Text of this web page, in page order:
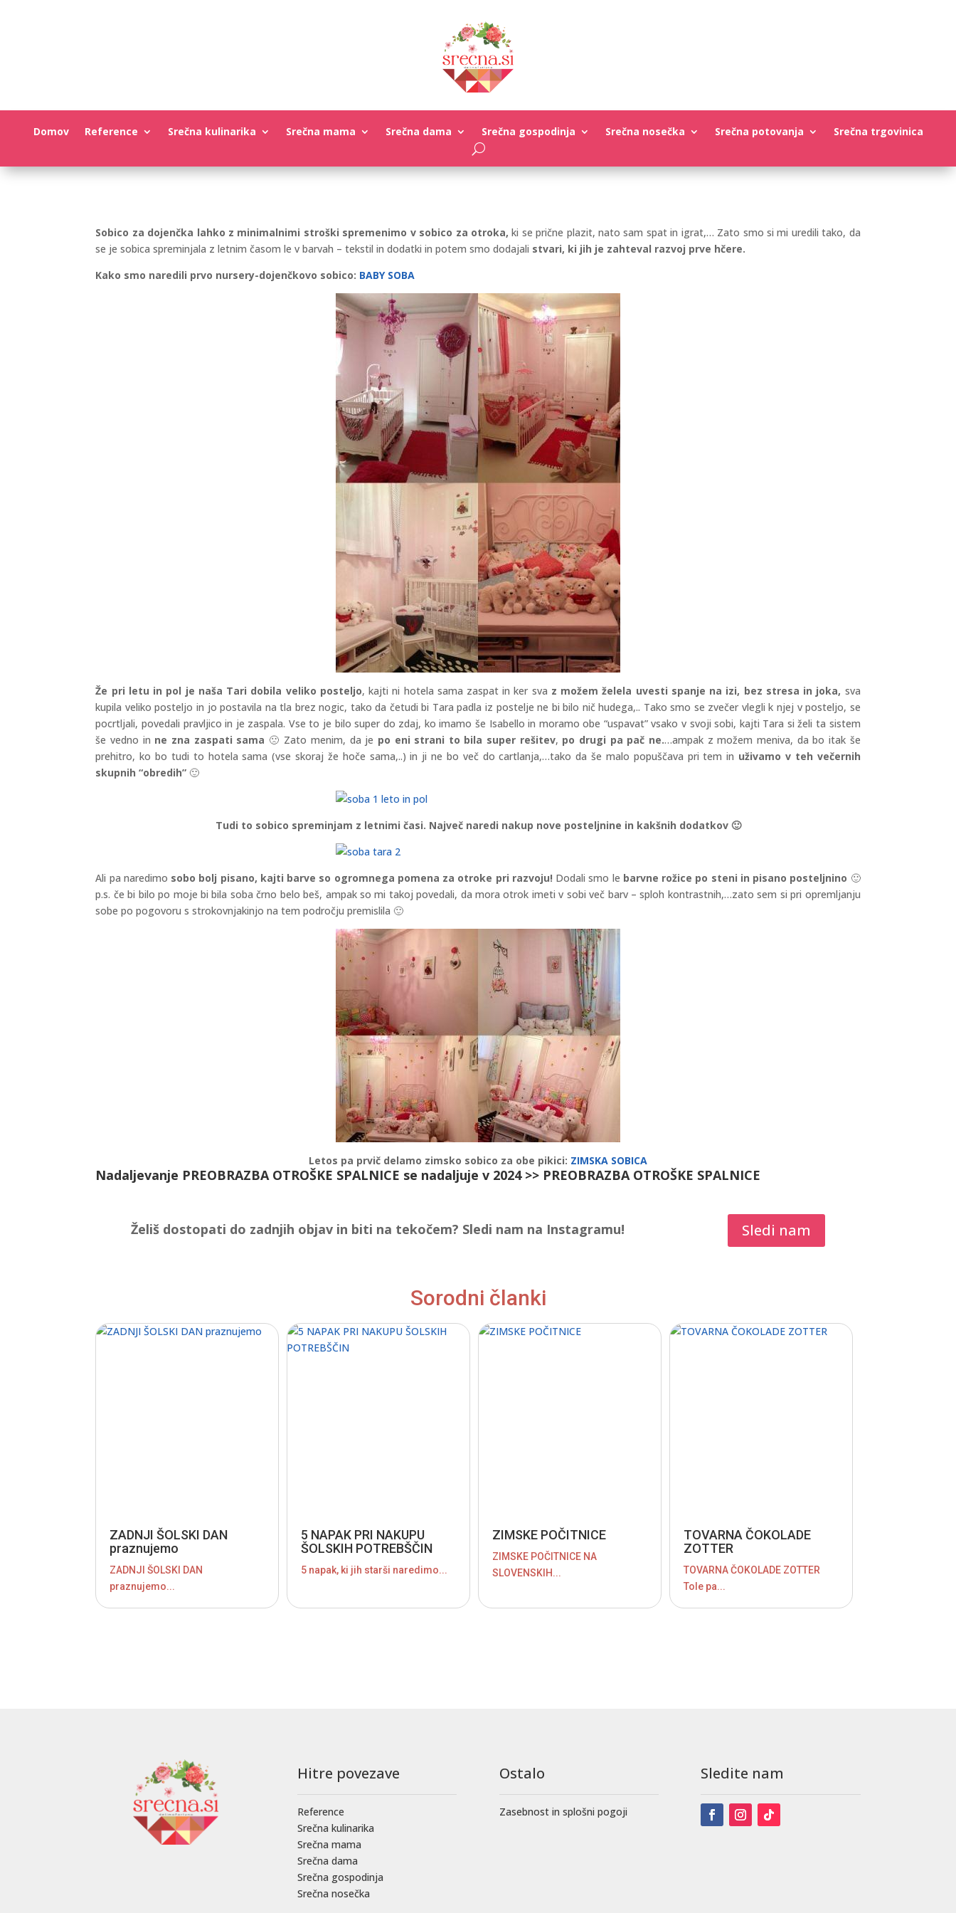
Domov Reference Srečna kulinarika Srečna mama Srečna dama Srečna gospodinja Srečna nosečka Srečna potovanja Srečna trgovinica
Sobico za dojenčka lahko z minimalnimi stroški spremenimo v sobico za otroka, ki se prične plazit, nato sam spat in igrat,… Zato smo si mi uredili tako, da
se je sobica spreminjala z letnim časom le v barvah – tekstil in dodatki in potem smo dodajali stvari, ki jih je zahteval razvoj prve hčere.
Kako smo naredili prvo nursery-dojenčkovo sobico: BABY SOBA
Že pri letu in pol je naša Tari dobila veliko posteljo, kajti ni hotela sama zaspat in ker sva z možem želela uvesti spanje na izi, bez stresa in joka, sva
kupila veliko posteljo in jo postavila na tla brez nogic, tako da četudi bi Tara padla iz postelje ne bi bilo nič hudega,.. Tako smo se zvečer vlegli k njej v posteljo, se
pocrtljali, povedali pravljico in je zaspala. Vse to je bilo super do zdaj, ko imamo še Isabello in moramo obe “uspavat” vsako v svoji sobi, kajti Tara si želi ta sistem
še vedno in ne zna zaspati sama 🙁 Zato menim, da je po eni strani to bila super rešitev, po drugi pa pač ne.…ampak z možem meniva, da bo itak še
prehitro, ko bo tudi to hotela sama (vse skoraj že hoče sama,..) in ji ne bo več do cartlanja,…tako da še malo popuščava pri tem in uživamo v teh večernih
skupnih “obredih” 🙂
Tudi to sobico spreminjam z letnimi časi. Največ naredi nakup nove posteljnine in kakšnih dodatkov 🙂
Ali pa naredimo sobo bolj pisano, kajti barve so ogromnega pomena za otroke pri razvoju! Dodali smo le barvne rožice po steni in pisano posteljnino 🙂
p.s. če bi bilo po moje bi bila soba črno belo beš, ampak so mi takoj povedali, da mora otrok imeti v sobi več barv – sploh kontrastnih,…zato sem si pri opremljanju
sobe po pogovoru s strokovnjakinjo na tem področju premislila 🙂
Letos pa prvič delamo zimsko sobico za obe pikici: ZIMSKA SOBICA
Nadaljevanje PREOBRAZBA OTROŠKE SPALNICE se nadaljuje v 2024 >> PREOBRAZBA OTROŠKE SPALNICE
Želiš dostopati do zadnjih objav in biti na tekočem? Sledi nam na Instagramu! Sledi nam
Sorodni članki
ZADNJI ŠOLSKI DAN
praznujemo
ZADNJI ŠOLSKI DAN
praznujemo...
5 NAPAK PRI NAKUPU
ŠOLSKIH POTREBŠČIN
5 napak, ki jih starši naredimo...
ZIMSKE POČITNICE
ZIMSKE POČITNICE NA
SLOVENSKIH...
TOVARNA ČOKOLADE
ZOTTER
TOVARNA ČOKOLADE ZOTTER
Tole pa...
Hitre povezave
Reference
Srečna kulinarika
Srečna mama
Srečna dama
Srečna gospodinja
Srečna nosečka
Ostalo
Zasebnost in splošni pogoji
Sledite nam